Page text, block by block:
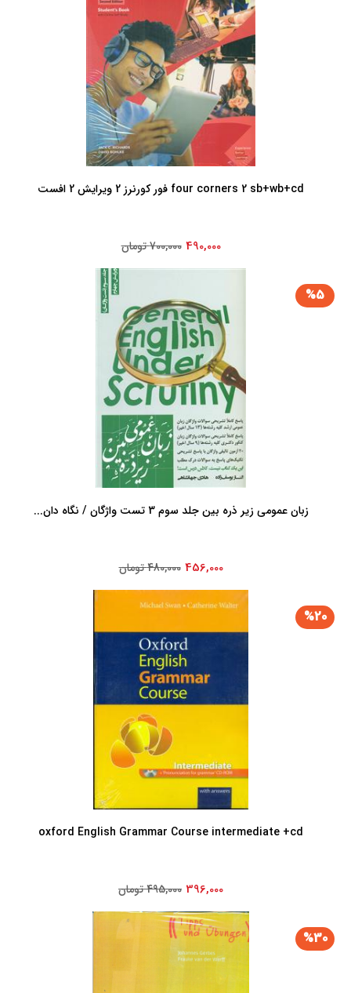
four corners 2 sb+wb+cd فور کورنرز 2 ویرایش 2 افست
490,000 700,000 تومان
%5
زبان عمومی زیر ذره بین جلد سوم 3 تست واژگان / نگاه دان...
456,000 480,000 تومان
%20
oxford English Grammar Course intermediate +cd
396,000 495,000 تومان
%30